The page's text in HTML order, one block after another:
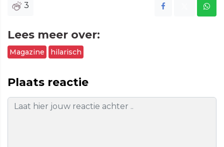
3
Lees meer over:
Magazine hilarisch
Plaats reactie